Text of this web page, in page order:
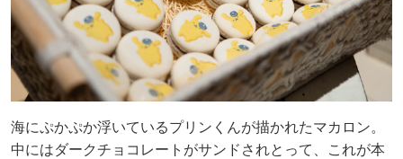
海にぷかぷか浮いているプリンくんが描かれたマカロン。
中にはダークチョコレートがサンドされとって、これが本